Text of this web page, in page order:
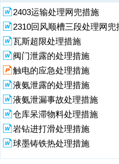
1、热偏差形成原因分析由于结构上
并列工作的受热面管的热负荷和管内
焓增量(吸热量)就不一样,这样各管的
某些管子蒸汽的焓增量超过了整个管
差。产生热偏差的原因有以下几方面
管的热负荷不均。受热强即热负荷大
的焓增量就大,则蒸汽温度及管壁温度
引起受热不均的具体因素很多,主要有
形成的烟速偏差是烟温偏差形成的根
行时,四列多股风粉气流从
2、四角喷入炉膛,在炉膛中形成一稳
流的上升,旋转强度逐渐减弱,但是到
转,研究表明,从燃烧器区形成的旋转
圈,因此在炉膛出口水平烟道处存在较
2403运输处理网兜措施
2310回风顺槽三段处理网兜
瓦斯超限处理措施
阀门泄露的处理措施
触电的应急处理措施
液氨泄露的处理措施
液氨泄漏事故处理措施
仓库呆滞物料处理措施
岩钻进打滑处理措施
球墨铸铁热处理措施